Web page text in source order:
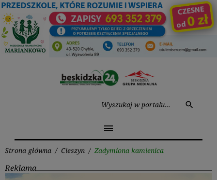
Przejdź
do
treści
search
menu
Strona główna / Cieszyn / Zadymiona kamienica
Reklama